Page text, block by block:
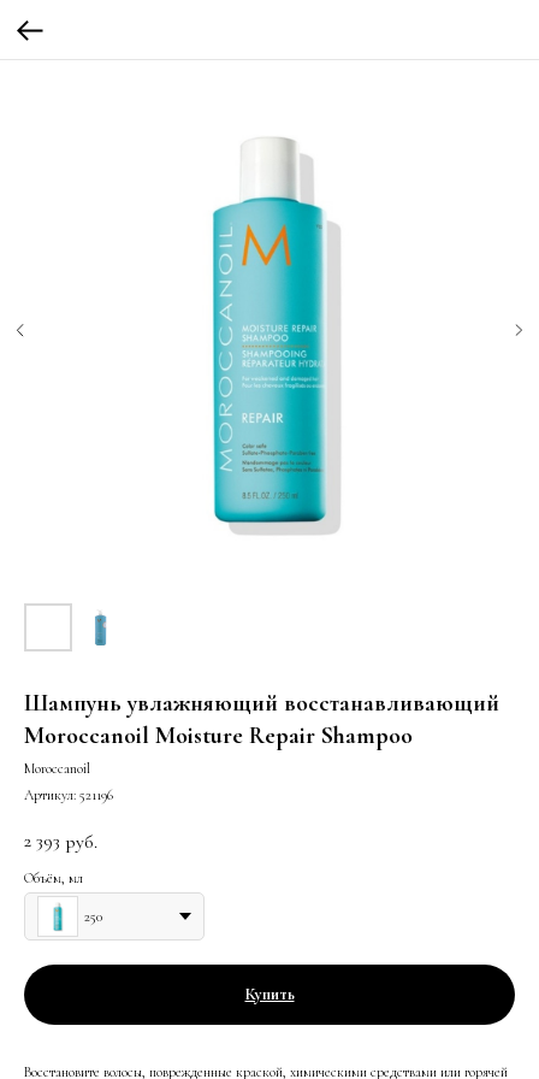
Шампунь увлажняющий восстанавливающий
Moroccanoil Moisture Repair Shampoo
Moroccanoil
Артикул: 521196
2 393 руб.
Объём, мл
250
Купить
Восстановите волосы, поврежденные краской, химическими средствами или горячей